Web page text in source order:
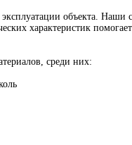
объекта.
характеристик
среди них: